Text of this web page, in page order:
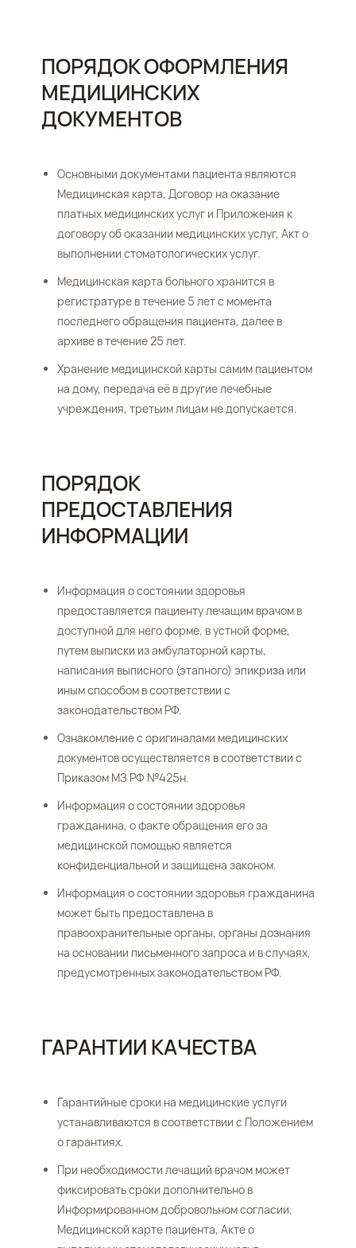
ПОРЯДОК ОФОРМЛЕНИЯ
МЕДИЦИНСКИХ
ДОКУМЕНТОВ
Основными документами пациента являются
Медицинская карта, Договор на оказание
платных медицинских услуг и Приложения к
договору об оказании медицинских услуг, Акт о
выполнении стоматологических услуг.
Медицинская карта больного хранится в
регистратуре в течение 5 лет с момента
последнего обращения пациента, далее в
архиве в течение 25 лет.
Хранение медицинской карты самим пациентом
на дому, передача её в другие лечебные
учреждения, третьим лицам не допускается.
ПОРЯДОК
ПРЕДОСТАВЛЕНИЯ
ИНФОРМАЦИИ
Информация о состоянии здоровья
предоставляется пациенту лечащим врачом в
доступной для него форме, в устной форме,
путем выписки из амбулаторной карты,
написания выписного (этапного) эпикриза или
иным способом в соответствии с
законодательством РФ.
Ознакомление с оригиналами медицинских
документов осуществляется в соответствии с
Приказом МЗ РФ №425н.
Информация о состоянии здоровья
гражданина, о факте обращения его за
медицинской помощью является
конфиденциальной и защищена законом.
Информация о состоянии здоровья гражданина
может быть предоставлена в
правоохранительные органы, органы дознания
на основании письменного запроса и в случаях,
предусмотренных законодательством РФ.
ГАРАНТИИ КАЧЕСТВА
Гарантийные сроки на медицинские услуги
устанавливаются в соответствии с Положением
о гарантиях.
При необходимости лечащий врачом может
фиксировать сроки дополнительно в
Информированном добровольном согласии,
Медицинской карте пациента, Акте о